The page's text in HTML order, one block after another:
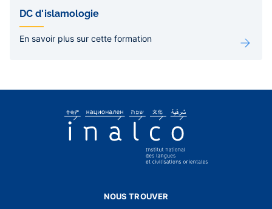
de
sous-
pages
DC d'islamologie
En savoir plus sur cette formation
NOUS TROUVER